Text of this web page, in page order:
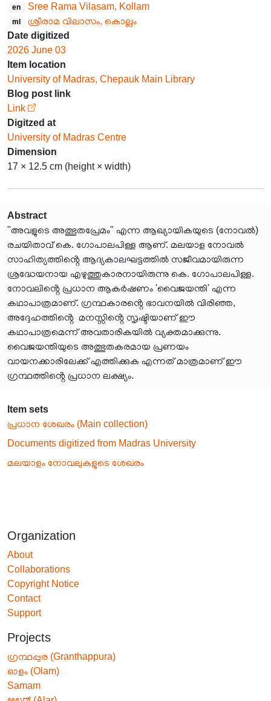
en Sree Rama Vilasam, Kollam
ml
ശ്രീരാമ വിലാസം, കൊല്ലം
Date digitized
2026 June 03
Item location
University of Madras, Chepauk Main Library
Blog post link
Link
Digitzed at
University of Madras Centre
Dimension
17 × 12.5 cm (height × width)
Abstract
"അവളുടെ അത്ഭുതപ്രേമം" എന്ന ആഖ്യായികയുടെ (നോവൽ)
രചയിതാവ് കെ. ഗോപാലപിള്ള ആണ്. മലയാള നോവൽ
സാഹിത്യത്തിൻ്റെ ആദ്യകാലഘട്ടത്തിൽ സജീവമായിരുന്ന
ശ്രദ്ധേയനായ എഴുത്തുകാരനായിരുന്നു കെ. ഗോപാലപിള്ള.
നോവലിൻ്റെ പ്രധാന ആകർഷണം 'വൈജയന്തി' എന്ന
കഥാപാത്രമാണ്. ഗ്രന്ഥകാരൻ്റെ ഭാവനയിൽ വിരിഞ്ഞ,
അദ്ദേഹത്തിൻ്റെ മനസ്സിൻ്റെ സൃഷ്ടിയാണ് ഈ
കഥാപാത്രമെന്ന് അവതാരികയിൽ വ്യക്തമാക്കുന്നു.
വൈജയന്തിയുടെ അത്ഭുതകരമായ പ്രണയം
വായനക്കാരിലേക്ക് എത്തിക്കുക എന്നത് മാത്രമാണ് ഈ
ഗ്രന്ഥത്തിൻ്റെ പ്രധാന ലക്ഷ്യം.
Item sets
പ്രധാന ശേഖരം (Main collection)
Documents digitized from Madras University
മലയാളം നോവലുകളുടെ ശേഖരം
Organization
About
Collaborations
Copyright Notice
Contact
Support
Projects
ഗ്രന്ഥപ്പുര (Granthappura)
ഓളം (Olam)
Samam